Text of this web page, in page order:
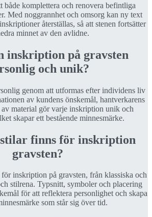
både komplettera och renovera befintliga
Med noggrannhet och omsorg kan ny text
återställas, så att stenen fortsätter
minnet av den avlidne.
inskription på gravsten
och unik?
genom att utformas efter individens liv
av kundens önskemål, hantverkarens
material gör varje inskription unik och
skapar ett bestående minnesmärke.
finns för inskription
gravsten?
inskription på gravsten, från klassiska och
stilrena. Typsnitt, symboler och placering
för att reflektera personlighet och skapa
som står sig över tid.